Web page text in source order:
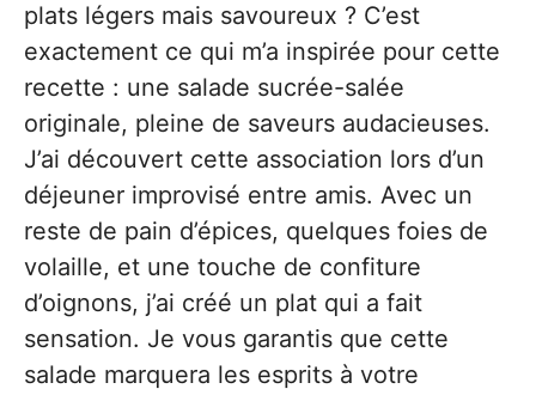
plats légers mais savoureux ? C’est
exactement ce qui m’a inspirée pour cette
recette : une salade sucrée-salée
originale, pleine de saveurs audacieuses.
J’ai découvert cette association lors d’un
déjeuner improvisé entre amis. Avec un
reste de pain d’épices, quelques foies de
volaille, et une touche de confiture
d’oignons, j’ai créé un plat qui a fait
sensation. Je vous garantis que cette
salade marquera les esprits à votre